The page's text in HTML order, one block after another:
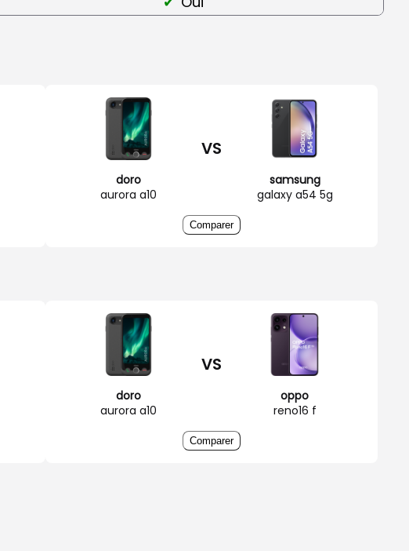
doro
aurora a10
VS
samsung
galaxy a54 5g
Comparer
doro
aurora a10
VS
oppo
reno16 f
Comparer